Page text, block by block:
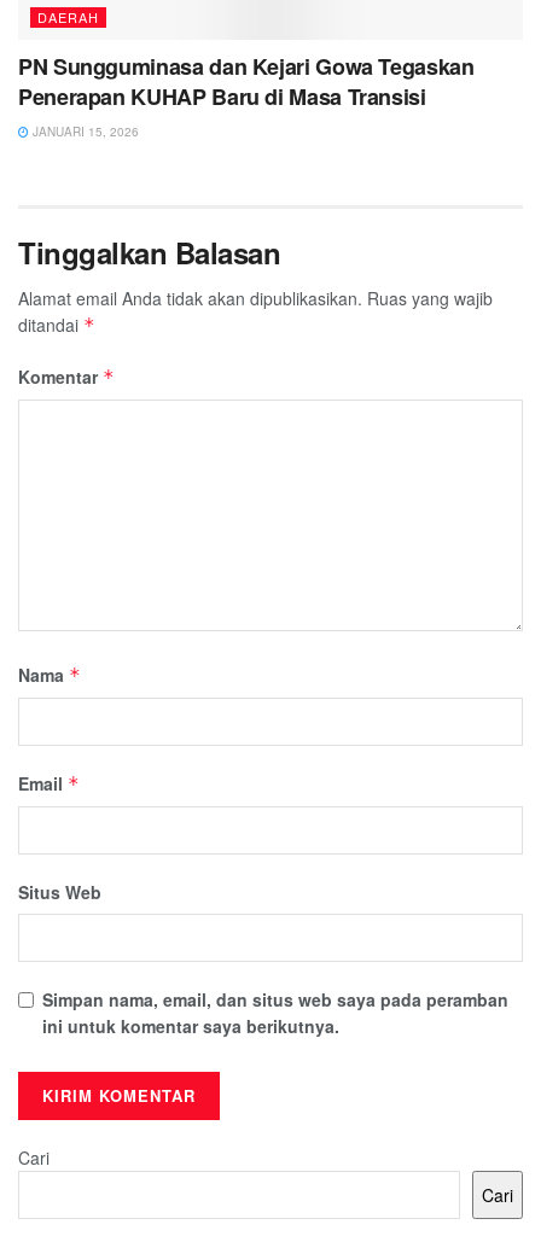
DAERAH
PN Sungguminasa dan Kejari Gowa Tegaskan
Penerapan KUHAP Baru di Masa Transisi
JANUARI 15, 2026
Tinggalkan Balasan
Alamat email Anda tidak akan dipublikasikan. Ruas yang wajib
ditandai *
Komentar *
Nama *
Email *
Situs Web
Simpan nama, email, dan situs web saya pada peramban
ini untuk komentar saya berikutnya.
Cari
Cari